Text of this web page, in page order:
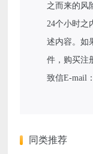
之而来的风
24个小时之
述内容。如
件，购买注
致信E-mail
同类推荐